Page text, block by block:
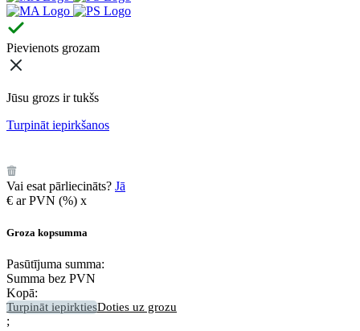
Pievienots grozam
Jūsu grozs ir tukšs
Turpināt iepirkšanos
Vai esat pārliecināts? Jā
€ ar PVN (%) x
Groza kopsumma
Pasūtījuma summa:
Summa bez PVN
Kopā:
Turpināt iepirktiesDoties uz grozu
;